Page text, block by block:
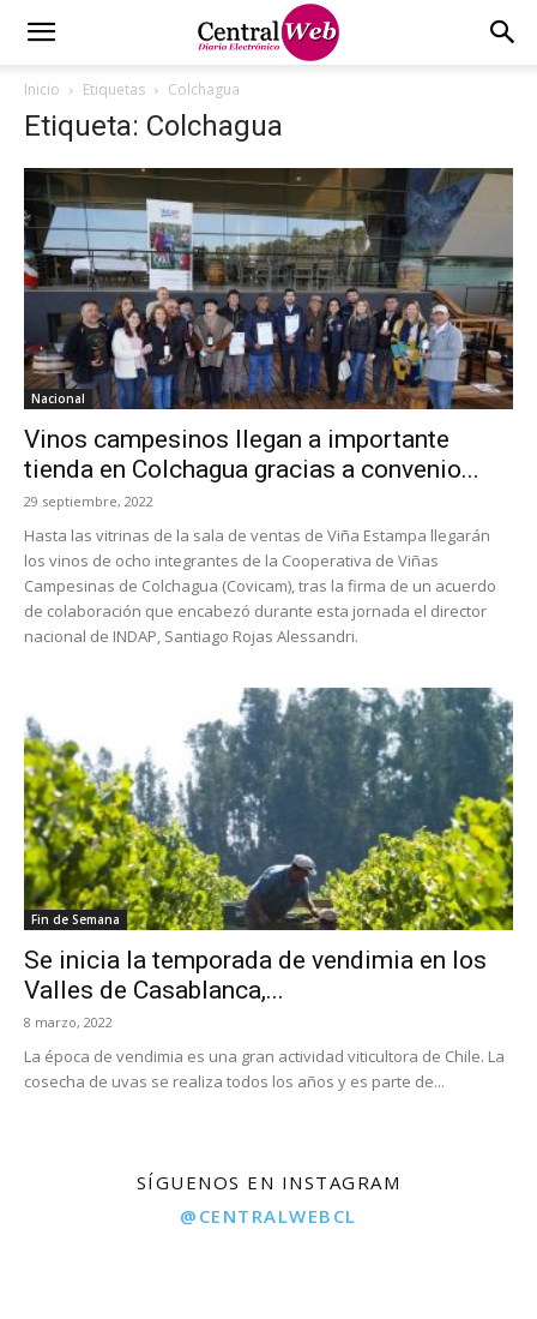
Inicio Etiquetas Colchagua
Etiqueta: Colchagua
Nacional
Vinos campesinos llegan a importante
tienda en Colchagua gracias a convenio...
29 septiembre, 2022
Hasta las vitrinas de la sala de ventas de Viña Estampa llegarán
los vinos de ocho integrantes de la Cooperativa de Viñas
Campesinas de Colchagua (Covicam), tras la firma de un acuerdo
de colaboración que encabezó durante esta jornada el director
nacional de INDAP, Santiago Rojas Alessandri.
Fin de Semana
Se inicia la temporada de vendimia en los
Valles de Casablanca,...
8 marzo, 2022
La época de vendimia es una gran actividad viticultora de Chile. La
cosecha de uvas se realiza todos los años y es parte de...
SÍGUENOS EN INSTAGRAM
@CENTRALWEBCL